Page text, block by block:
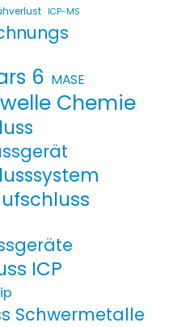
ICP-MS
6 MASE
Chemie
ICP
Schwermetalle